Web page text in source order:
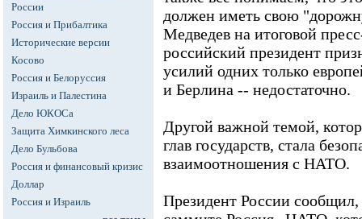
России
Россия и Прибалтика
Исторические версии
Косово
Россия и Белоруссия
Израиль и Палестина
Дело ЮКОСа
Защита Химкинского леса
Дело Бульбова
Россия и финансовый кризис
Доллар
Россия и Израиль
должен иметь свою
Медведев на итоговой
российский президент
усилий одних только
и Берлина -- недостаточно.
Другой важной темой,
глав государств, стала
взаимоотношения с НАТО.
Президент России